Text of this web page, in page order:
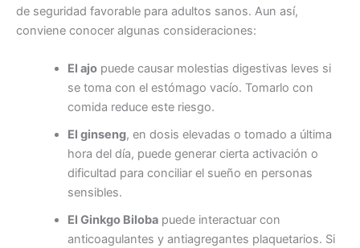
de seguridad favorable para adultos sanos. Aun así,
conviene conocer algunas consideraciones:
El ajopuede causar molestias digestivas leves si
se toma con el estómago vacío. Tomarlo con
comida reduce este riesgo.
El ginseng, en dosis elevadas o tomado a última
hora del día, puede generar cierta activación o
dificultad para conciliar el sueño en personas
sensibles.
El Ginkgo Bilobapuede interactuar con
anticoagulantes y antiagregantes plaquetarios. Si